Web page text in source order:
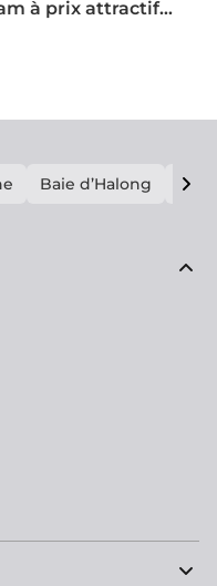
à prix attractif
Baie d’Halong E